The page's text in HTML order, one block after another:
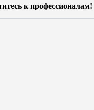
сортами
керамикой и металлом.
норм. Коллекции
соответствующий его
изготовят изделия на
к профессионалам!